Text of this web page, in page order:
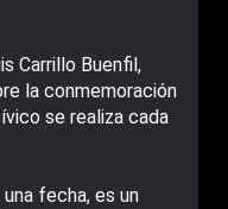
Carrillo Buenfil,
la conmemoración
se realiza cada
fecha, es un